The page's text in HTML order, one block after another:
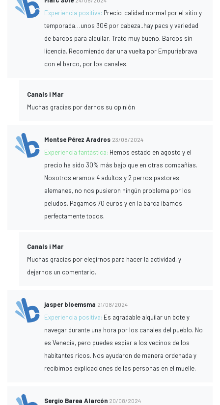
Experiencia positiva: Precio-calidad normal por el sitio y
temporada…unos 30€ por cabeza..hay pacs y variedad
de barcos para alquilar. Trato muy bueno. Barcos sin
licencia. Recomiendo dar una vuelta por Empuriabrava
con el barco, por los canales.
Canals i Mar
Muchas gracias por darnos su opinión
Montse Pérez Aradros 23/08/2024
Experiencia fantástica: Hemos estado en agosto y el
precio ha sido 30% más bajo que en otras compañías.
Nosotros eramos 4 adultos y 2 perros pastores
alemanes, no nos pusieron ningún problema por los
peludos. Pagamos 70 euros y en la barca íbamos
perfectamente todos.
Canals i Mar
Muchas gracias por elegirnos para hacer la actividad, y
dejarnos un comentario.
jasper bloemsma 21/08/2024
Experiencia positiva: Es agradable alquilar un bote y
navegar durante una hora por los canales del pueblo. No
es Venecia, pero puedes espiar a los vecinos de los
habitantes ricos. Nos ayudaron de manera ordenada y
recibimos explicaciones de las personas en el muelle.
Sergio Barea Alarcón 20/08/2024